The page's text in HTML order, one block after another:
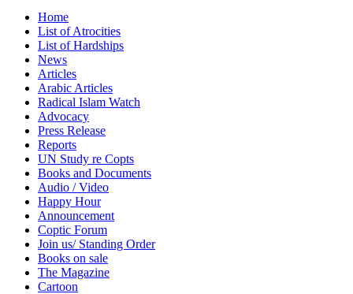
Home
List of Atrocities
List of Hardships
News
Articles
Arabic Articles
Radical Islam Watch
Advocacy
Press Release
Reports
UN Study re Copts
Books and Documents
Audio / Video
Happy Hour
Announcement
Coptic Forum
Join us/ Standing Order
Books on sale
The Magazine
Cartoon